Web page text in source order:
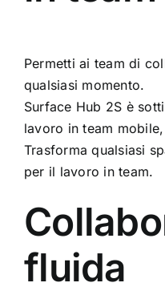
Permetti ai team di
qualsiasi momento.
Surface Hub 2S è
lavoro in team
Trasforma qualsiasi
per il lavoro in team.
fluida